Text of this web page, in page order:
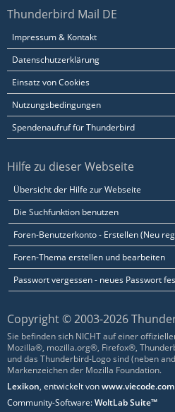
Thunderbird Mail DE
Impressum & Kontakt
Datenschutzerklärung
Einsatz von Cookies
Nutzungsbedingungen
Spendenaufruf für Thunderbird
Hilfe zu dieser Webseite
Übersicht der Hilfe zur Webseite
Die Suchfunktion benutzen
Foren-Benutzerkonto - Erstellen (Neu
Foren-Thema erstellen und bearbeiten
Passwort vergessen - neues Passwort
Copyright © 2003-2026
Sie befinden sich NICHT auf einer
Mozilla®, mozilla.org®, Firefox®,
und das Thunderbird-Logo sind (neben
Markenzeichen der Mozilla Foundation.
Lexikon, entwickelt vonwww.viecode.com
Community-Software:WoltLab Suite™